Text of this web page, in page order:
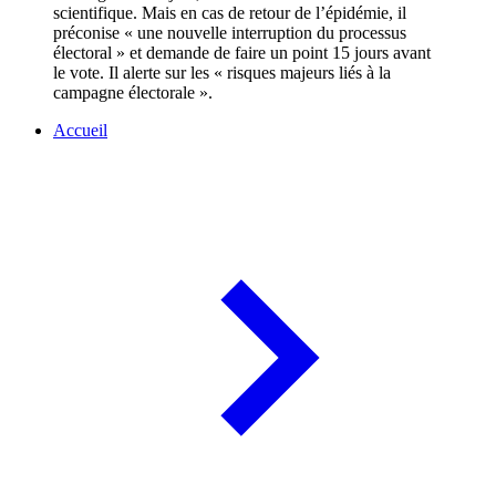
scientifique. Mais en cas de retour de l’épidémie, il
préconise « une nouvelle interruption du processus
électoral » et demande de faire un point 15 jours avant
le vote. Il alerte sur les « risques majeurs liés à la
campagne électorale ».
Accueil